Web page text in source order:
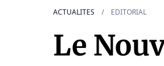
ACTUALITES EDITORIAL
Le